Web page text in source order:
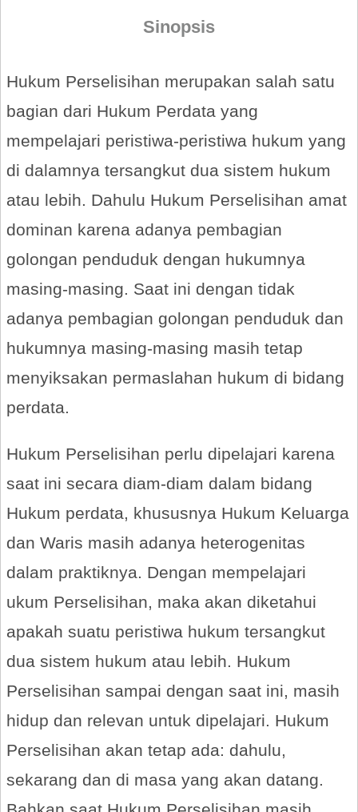
Sinopsis
Hukum Perselisihan merupakan salah satu
bagian dari Hukum Perdata yang
mempelajari peristiwa-peristiwa hukum yang
di dalamnya tersangkut dua sistem hukum
atau lebih. Dahulu Hukum Perselisihan amat
dominan karena adanya pembagian
golongan penduduk dengan hukumnya
masing-masing. Saat ini dengan tidak
adanya pembagian golongan penduduk dan
hukumnya masing-masing masih tetap
menyiksakan permaslahan hukum di bidang
perdata.
Hukum Perselisihan perlu dipelajari karena
saat ini secara diam-diam dalam bidang
Hukum perdata, khususnya Hukum Keluarga
dan Waris masih adanya heterogenitas
dalam praktiknya. Dengan mempelajari
ukum Perselisihan, maka akan diketahui
apakah suatu peristiwa hukum tersangkut
dua sistem hukum atau lebih. Hukum
Perselisihan sampai dengan saat ini, masih
hidup dan relevan untuk dipelajari. Hukum
Perselisihan akan tetap ada: dahulu,
sekarang dan di masa yang akan datang.